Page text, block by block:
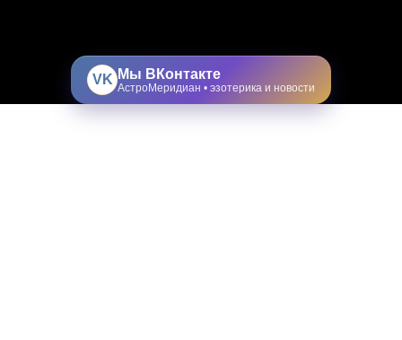
VK Мы ВКонтакте
АстроМеридиан • эзотерика и новости